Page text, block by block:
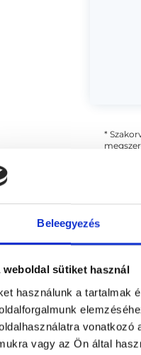
Beleegyezés
weboldal sütiket használ
használunk a tartalmak
vonatkozó
vagy az Ön által
*
-
után puffadás,
tehéntej alapú